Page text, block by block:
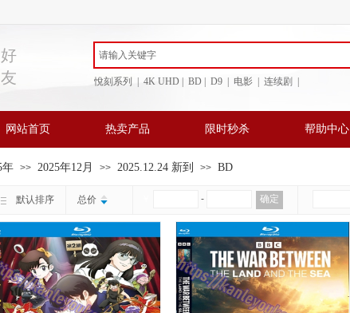
好
友
悅刻系列 | 4K UHD | BD | D9 | 电影 | 连续剧 |
网站首页 热卖产品 限时秒杀 帮助中心
年 >> 2025年12月 >> 2025.12.24 新到 >> BD
默认排序 总价 - 确定